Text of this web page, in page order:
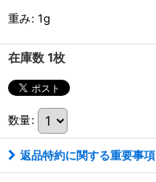
重み: 1g
在庫数 1枚
数量:
返品特約に関する重要事項